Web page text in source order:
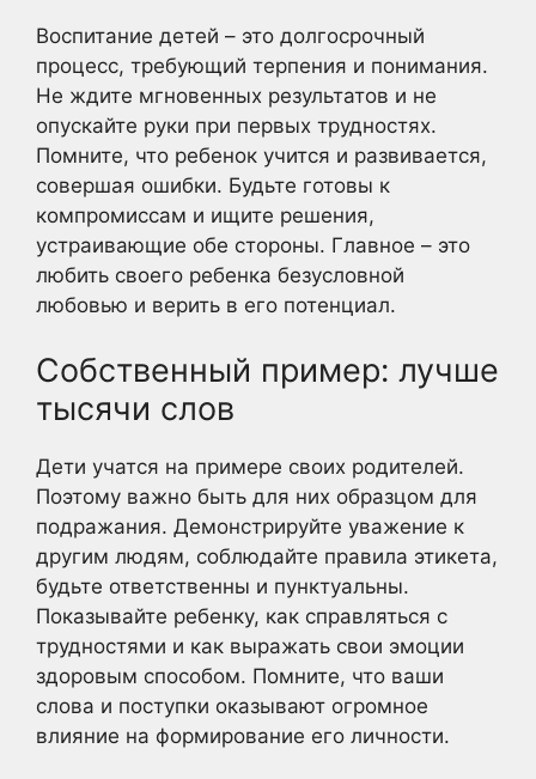
Воспитание детей – это долгосрочный
процесс, требующий терпения и понимания.
Не ждите мгновенных результатов и не
опускайте руки при первых трудностях.
Помните, что ребенок учится и развивается,
совершая ошибки. Будьте готовы к
компромиссам и ищите решения,
устраивающие обе стороны. Главное – это
любить своего ребенка безусловной
любовью и верить в его потенциал.
Собственный пример: лучше
тысячи слов
Дети учатся на примере своих родителей.
Поэтому важно быть для них образцом для
подражания. Демонстрируйте уважение к
другим людям, соблюдайте правила этикета,
будьте ответственны и пунктуальны.
Показывайте ребенку, как справляться с
трудностями и как выражать свои эмоции
здоровым способом. Помните, что ваши
слова и поступки оказывают огромное
влияние на формирование его личности.